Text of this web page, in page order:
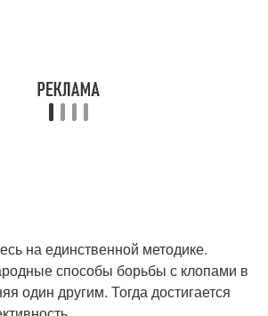
на единственной методике.
способы борьбы с клопами в
один другим. Тогда достигается